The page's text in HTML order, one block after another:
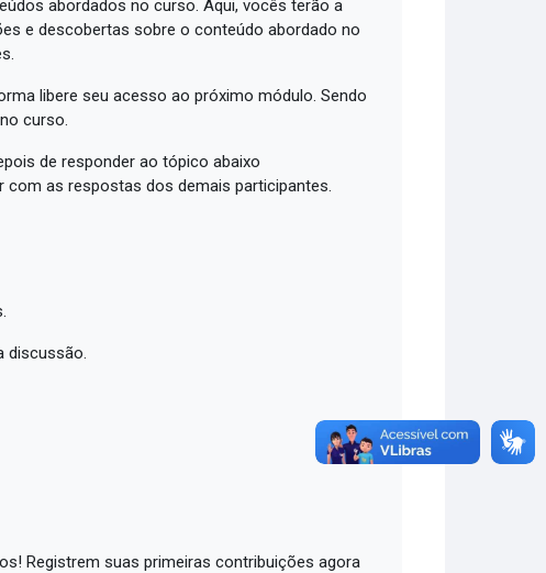
abordados no curso. Aqui, vocês terão a
e descobertas sobre o conteúdo abordado no
libere seu acesso ao próximo módulo. Sendo
curso.
de responder ao tópico abaixo
com as respostas dos demais participantes.
discussão.
Registrem suas primeiras contribuições agora